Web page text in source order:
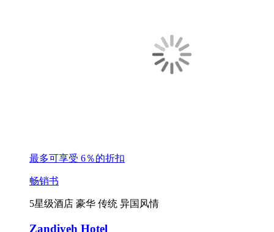
最多可享受 6％的折扣
畅销书
5星级酒店 豪华 传统 异国风情
Zandiyeh Hotel